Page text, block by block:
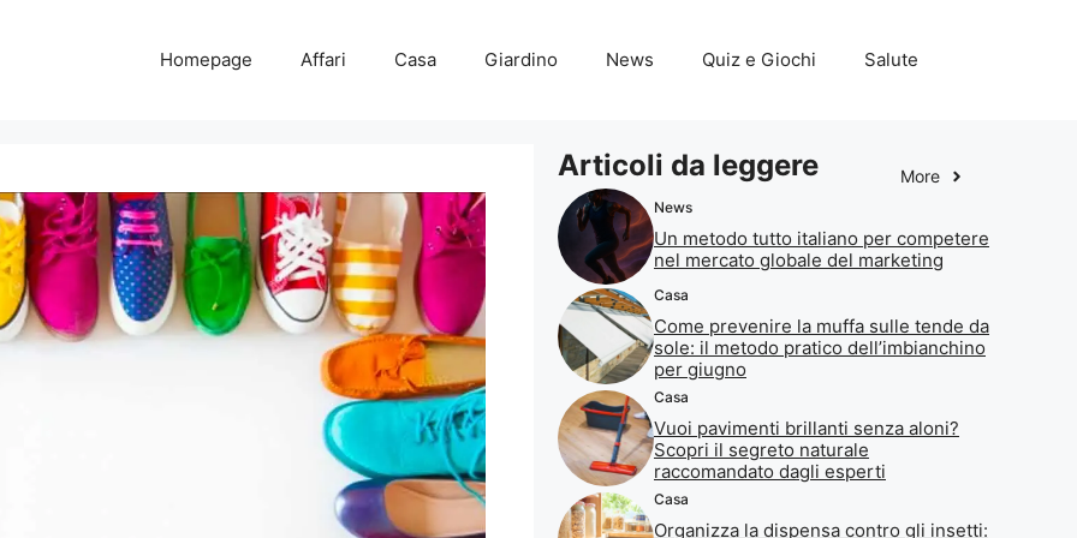
Homepage Affari Casa Giardino News Quiz e Giochi Salute
Articoli da leggere More
News
Un metodo tutto italiano per competere
nel mercato globale del marketing
Casa
Come prevenire la muffa sulle tende da
sole: il metodo pratico dell’imbianchino
per giugno
Casa
Vuoi pavimenti brillanti senza aloni?
Scopri il segreto naturale
raccomandato dagli esperti
Casa
Organizza la dispensa contro gli insetti: